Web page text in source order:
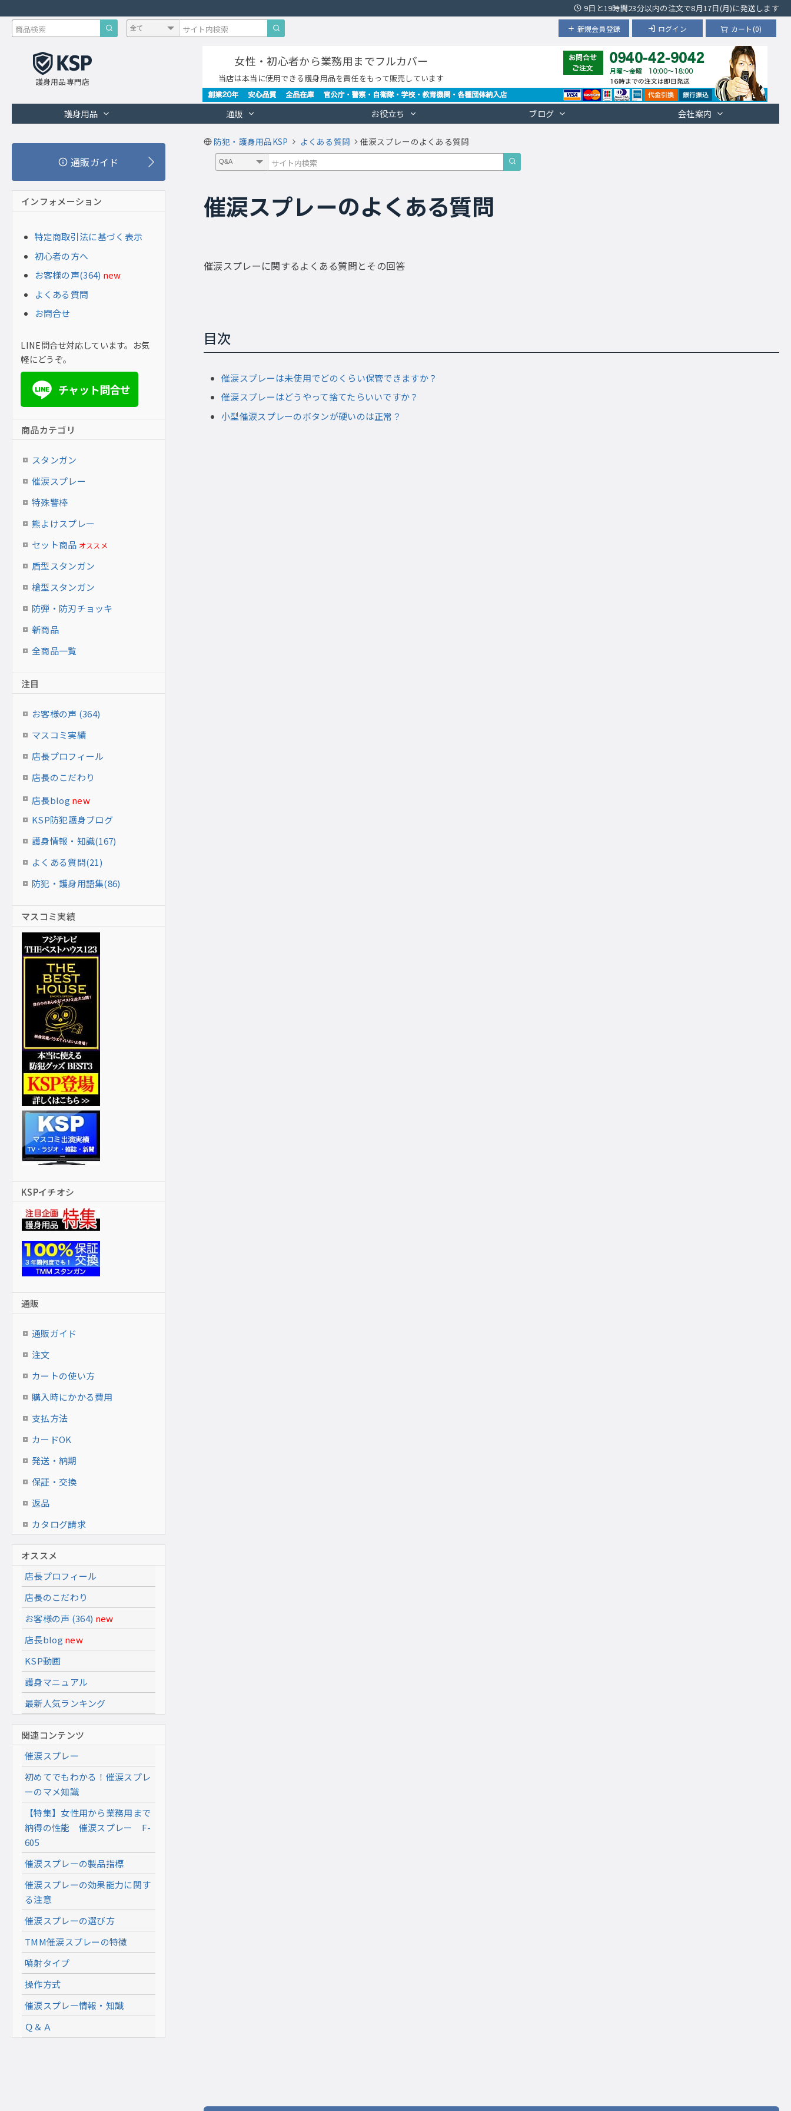
9日と19時間23分以内の注文で8月17日(月)に発送します
カート(0)
ログイン
新規会員登録
護身用品専門店
女性・初心者から業務用までフルカバー
当店は本当に使用できる護身用品を責任をもって販売しています
護身用品 通販 お役立ち ブログ 会社案内
防犯・護身用品KSP よくある質問 催涙スプレーのよくある質問
催涙スプレーのよくある質問
催涙スプレーに関するよくある質問とその回答
目次
催涙スプレーは未使用でどのくらい保管できますか？
催涙スプレーはどうやって捨てたらいいですか？
小型催涙スプレーのボタンが硬いのは正常？
通販ガイド
インフォメーション
特定商取引法に基づく表示
初心者の方へ
お客様の声(364) new
よくある質問
お問合せ
LINE問合せ対応しています。お気
軽にどうぞ。
LINE チャット問合せ
商品カテゴリ
スタンガン
催涙スプレー
特殊警棒
熊よけスプレー
セット商品 オススメ
盾型スタンガン
槍型スタンガン
防弾・防刃チョッキ
新商品
全商品一覧
注目
お客様の声 (364)
マスコミ実績
店長プロフィール
店長のこだわり
店長blog new
KSP防犯護身ブログ
護身情報・知識(167)
よくある質問(21)
防犯・護身用語集(86)
マスコミ実績
KSPイチオシ
通販
通販ガイド
注文
カートの使い方
購入時にかかる費用
支払方法
カードOK
発送・納期
保証・交換
返品
カタログ請求
オススメ
店長プロフィール
店長のこだわり
お客様の声 (364) new
店長blog new
KSP動画
護身マニュアル
最新人気ランキング
関連コンテンツ
催涙スプレー
初めてでもわかる！催涙スプレ
ーのマメ知識
【特集】女性用から業務用まで
納得の性能 催涙スプレー F-
605
催涙スプレーの製品指標
催涙スプレーの効果能力に関す
る注意
催涙スプレーの選び方
TMM催涙スプレーの特徴
噴射タイプ
操作方式
催涙スプレー情報・知識
Ｑ＆Ａ